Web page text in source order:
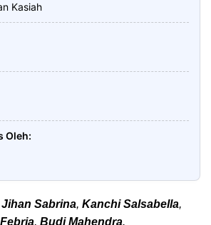
Kasiah
Oleh
Jihan Sabrina, Kanchi Salsabella,
, Budi Mahendra.